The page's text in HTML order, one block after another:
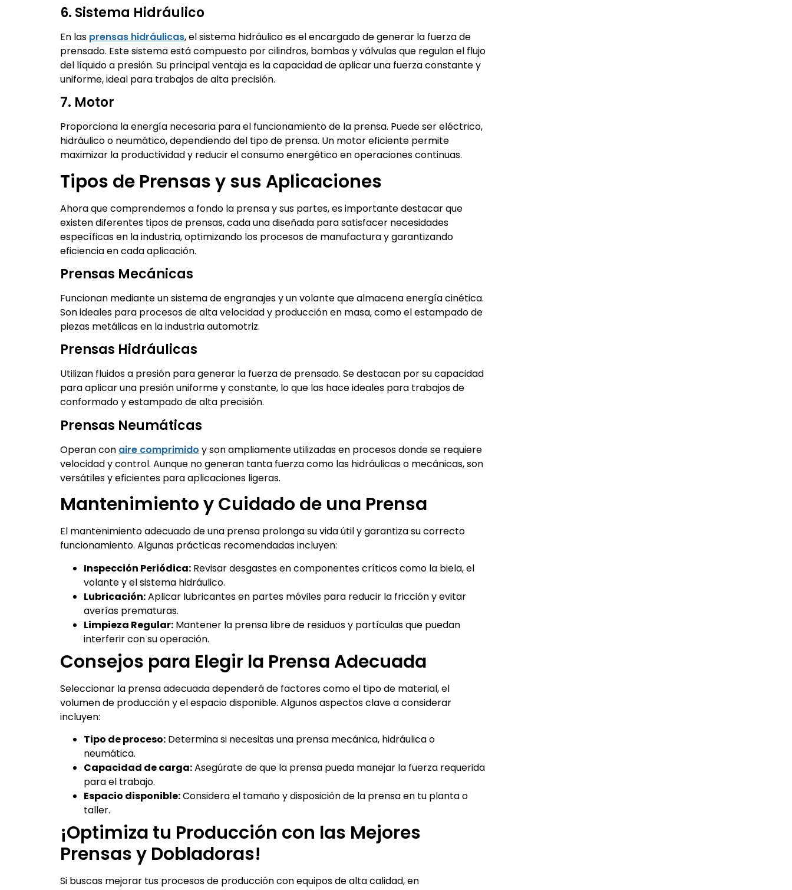
6. Sistema Hidráulico
En las prensas hidráulicas, el sistema hidráulico es el encargado de generar la fuerza de
prensado. Este sistema está compuesto por cilindros, bombas y válvulas que regulan el flujo
del líquido a presión. Su principal ventaja es la capacidad de aplicar una fuerza constante y
uniforme, ideal para trabajos de alta precisión.
7. Motor
Proporciona la energía necesaria para el funcionamiento de la prensa. Puede ser eléctrico,
hidráulico o neumático, dependiendo del tipo de prensa. Un motor eficiente permite
maximizar la productividad y reducir el consumo energético en operaciones continuas.
Tipos de Prensas y sus Aplicaciones
Ahora que comprendemos a fondo la prensa y sus partes, es importante destacar que
existen diferentes tipos de prensas, cada una diseñada para satisfacer necesidades
específicas en la industria, optimizando los procesos de manufactura y garantizando
eficiencia en cada aplicación.
Prensas Mecánicas
Funcionan mediante un sistema de engranajes y un volante que almacena energía cinética.
Son ideales para procesos de alta velocidad y producción en masa, como el estampado de
piezas metálicas en la industria automotriz.
Prensas Hidráulicas
Utilizan fluidos a presión para generar la fuerza de prensado. Se destacan por su capacidad
para aplicar una presión uniforme y constante, lo que las hace ideales para trabajos de
conformado y estampado de alta precisión.
Prensas Neumáticas
Operan con aire comprimido y son ampliamente utilizadas en procesos donde se requiere
velocidad y control. Aunque no generan tanta fuerza como las hidráulicas o mecánicas, son
versátiles y eficientes para aplicaciones ligeras.
Mantenimiento y Cuidado de una Prensa
El mantenimiento adecuado de una prensa prolonga su vida útil y garantiza su correcto
funcionamiento. Algunas prácticas recomendadas incluyen:
Inspección Periódica: Revisar desgastes en componentes críticos como la biela, el
volante y el sistema hidráulico.
Lubricación:Aplicar lubricantes en partes móviles para reducir la fricción y evitar
averías prematuras.
Limpieza Regular: Mantener la prensa libre de residuos y partículas que puedan
interferir con su operación.
Consejos para Elegir la Prensa Adecuada
Seleccionar la prensa adecuada dependerá de factores como el tipo de material, el
volumen de producción y el espacio disponible. Algunos aspectos clave a considerar
incluyen:
Tipo de proceso: Determina si necesitas una prensa mecánica, hidráulica o
neumática.
Capacidad de carga:Asegúrate de que la prensa pueda manejar la fuerza requerida
para el trabajo.
Espacio disponible:Considera el tamaño y disposición de la prensa en tu planta o
taller.
¡Optimiza tu Producción con las Mejores
Prensas y Dobladoras!
Si buscas mejorar tus procesos de producción con equipos de alta calidad, en